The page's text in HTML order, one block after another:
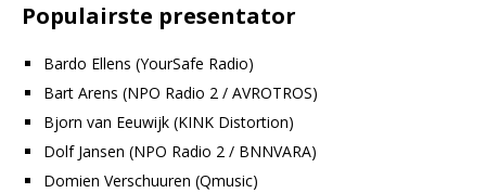
Populairste presentator
Bardo Ellens (YourSafe Radio)
Bart Arens (NPO Radio 2 / AVROTROS)
Bjorn van Eeuwijk (KINK Distortion)
Dolf Jansen (NPO Radio 2 / BNNVARA)
Domien Verschuuren (Qmusic)